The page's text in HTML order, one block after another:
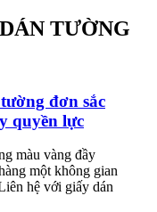
TƯỜNG
đơn sắc
quyền lực
màu vàng đầy
một không gian
hệ với giấy dán